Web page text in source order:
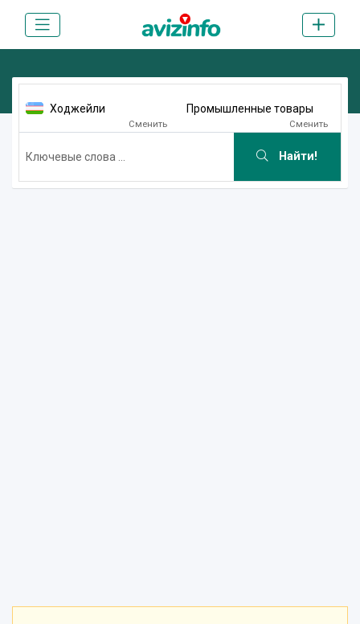
Ходжейли
Сменить
Промышленные товары
Сменить
Найти!